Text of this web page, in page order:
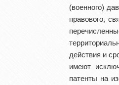
(военного)
правового,
действия и
имеют
патенты на